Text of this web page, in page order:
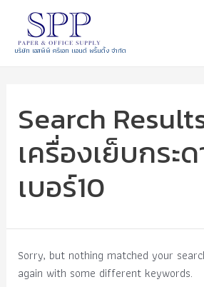
บริษัท เอสพีพี ครีเอท แอนด์ พริ้นติ้ง จำกัด
Search
เครื่องเย็บกระ
เบอร์10
Sorry, but nothing matched your
again with some different keywords.